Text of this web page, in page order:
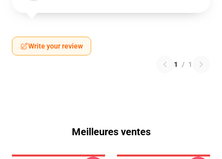
Write your review
1 / 1
Meilleures ventes